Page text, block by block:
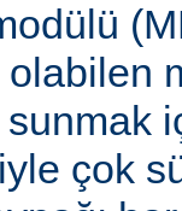
çok